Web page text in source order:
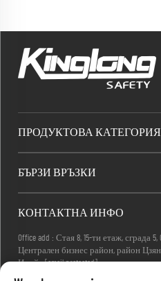
ПРОДУКТОВА КАТЕГОРИЯ
БЪРЗИ ВРЪЗКИ
КОНТАКТНА ИНФО
Office add : Стая 8, 15-ти етаж, сграда 5,
Централен бизнес район, район
Имейл:[email protected]